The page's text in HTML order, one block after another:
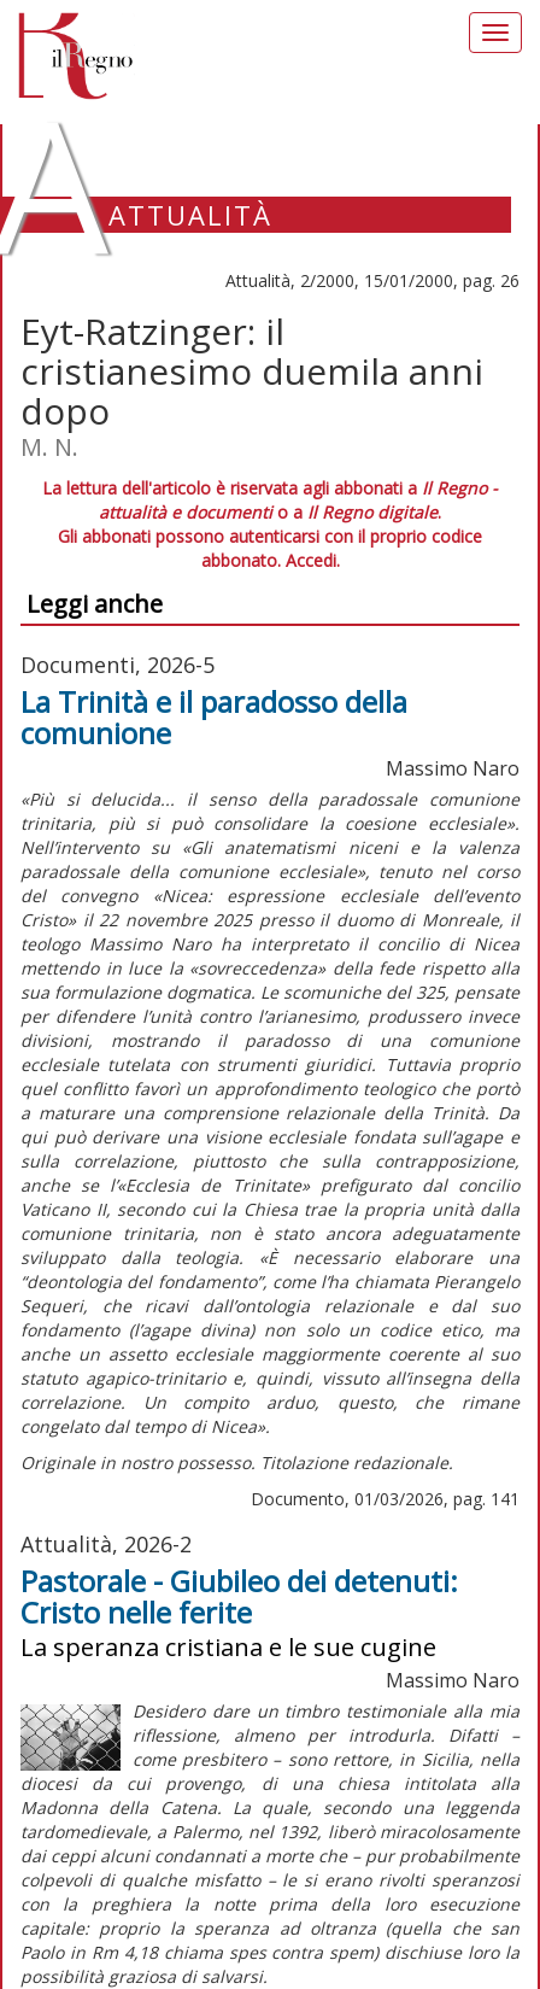
ATTUALITÀ
Attualità, 2/2000, 15/01/2000, pag. 26
Eyt-Ratzinger: il
cristianesimo duemila anni
dopo
M. N.
La lettura dell'articolo è riservata agli abbonati a Il Regno -
attualità e documentio a Il Regno digitale.
Gli abbonati possono autenticarsi con il proprio codice
abbonato. Accedi.
Leggi anche
Documenti, 2026-5
La Trinità e il paradosso della
comunione
Massimo Naro
«Più si delucida... il senso della paradossale comunione
trinitaria, più si può consolidare la coesione ecclesiale».
Nell’intervento su «Gli anatematismi niceni e la valenza
paradossale della comunione ecclesiale», tenuto nel corso
del convegno «Nicea: espressione ecclesiale dell’evento
Cristo» il 22 novembre 2025 presso il duomo di Monreale, il
teologo Massimo Naro ha interpretato il concilio di Nicea
mettendo in luce la «sovreccedenza» della fede rispetto alla
sua formulazione dogmatica. Le scomuniche del 325, pensate
per difendere l’unità contro l’arianesimo, produssero invece
divisioni, mostrando il paradosso di una comunione
ecclesiale tutelata con strumenti giuridici. Tuttavia proprio
quel conflitto favorì un approfondimento teologico che portò
a maturare una comprensione relazionale della Trinità. Da
qui può derivare una visione ecclesiale fondata sull’agape e
sulla correlazione, piuttosto che sulla contrapposizione,
anche se l’«Ecclesia de Trinitate» prefigurato dal concilio
Vaticano II, secondo cui la Chiesa trae la propria unità dalla
comunione trinitaria, non è stato ancora adeguatamente
sviluppato dalla teologia. «È necessario elaborare una
“deontologia del fondamento”, come l’ha chiamata Pierangelo
Sequeri, che ricavi dall’ontologia relazionale e dal suo
fondamento (l’agape divina) non solo un codice etico, ma
anche un assetto ecclesiale maggiormente coerente al suo
statuto agapico-trinitario e, quindi, vissuto all’insegna della
correlazione. Un compito arduo, questo, che rimane
congelato dal tempo di Nicea».
Originale in nostro possesso. Titolazione redazionale.
Documento, 01/03/2026, pag. 141
Attualità, 2026-2
Pastorale - Giubileo dei detenuti:
Cristo nelle ferite
La speranza cristiana e le sue cugine
Massimo Naro
Desidero dare un timbro testimoniale alla mia
riflessione, almeno per introdurla. Difatti –
come presbitero – sono rettore, in Sicilia, nella
diocesi da cui provengo, di una chiesa intitolata alla
Madonna della Catena. La quale, secondo una leggenda
tardomedievale, a Palermo, nel 1392, liberò miracolosamente
dai ceppi alcuni condannati a morte che – pur probabilmente
colpevoli di qualche misfatto – le si erano rivolti speranzosi
con la preghiera la notte prima della loro esecuzione
capitale: proprio la speranza ad oltranza (quella che san
Paolo in Rm 4,18 chiama spes contra spem) dischiuse loro la
possibilità graziosa di salvarsi.